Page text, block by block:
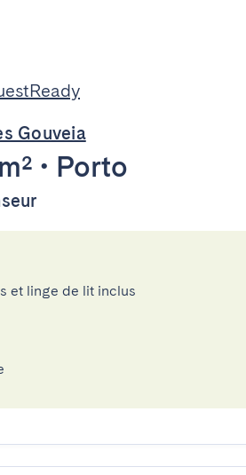
Gouveia
• Porto
et linge de lit inclus